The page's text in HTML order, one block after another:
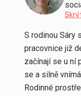
S rodinou Sáry
pracovnice již
začínají se u ní
se a silně
Rodinné